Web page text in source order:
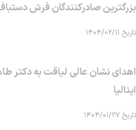
بزرگترین صادرکنندگان فرش
تاریخ ۱۴۰۴/۰۲/۱۱
اهدای نشان عالی لیاقت به دکتر
ایتالیا
تاریخ ۱۴۰۴/۰۱/۲۷